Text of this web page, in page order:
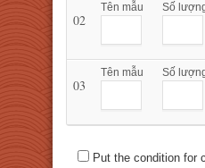
02
Tên mẫu Số
03
Tên mẫu Số
Put the condition for